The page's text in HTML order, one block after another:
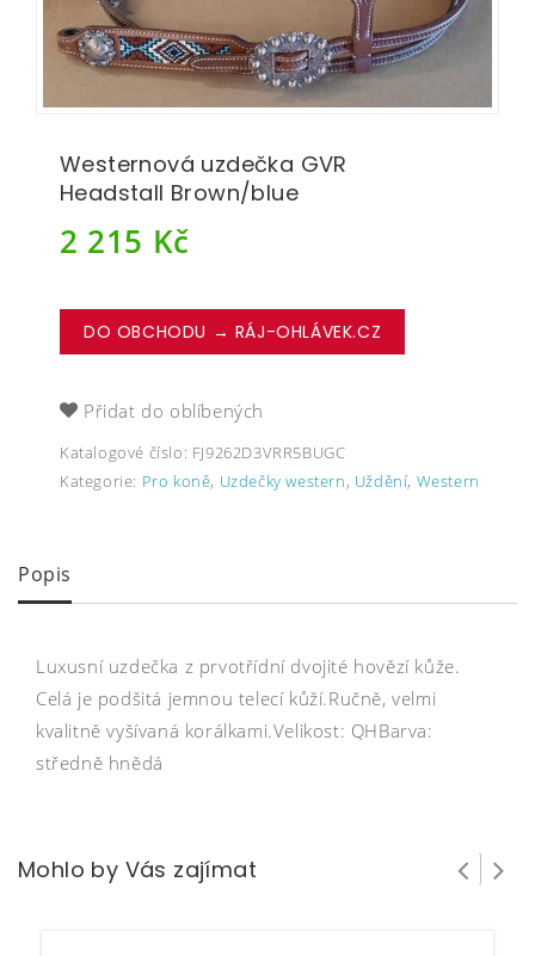
Westernová uzdečka GVR
Headstall Brown/blue
2 215 Kč
DO OBCHODU → RÁJ-OHLÁVEK.CZ
Přidat do oblíbených
Katalogové číslo: FJ9262D3VRR5BUGC
Kategorie: Pro koně, Uzdečky western, Uždění, Western
Popis
Luxusní uzdečka z prvotřídní dvojité hovězí kůže.
Celá je podšitá jemnou telecí kůží.Ručně, velmi
kvalitně vyšívaná korálkami.Velikost: QHBarva:
středně hnědá
Mohlo by Vás zajímat